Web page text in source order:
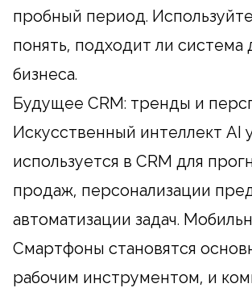
пробный период.
понять, подходит ли система
бизнеса.
Будущее CRM: тренды и
Искусственный интеллект AI
используется в CRM для
продаж, персонализации
автоматизации задач.
Смартфоны становятся
рабочим инструментом, и